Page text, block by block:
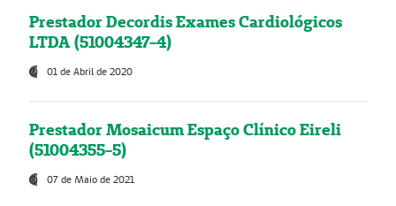
Prestador Decordis Exames Cardiológicos
LTDA (51004347-4)
01 de Abril de 2020
Prestador Mosaicum Espaço Clínico Eireli
(51004355-5)
07 de Maio de 2021